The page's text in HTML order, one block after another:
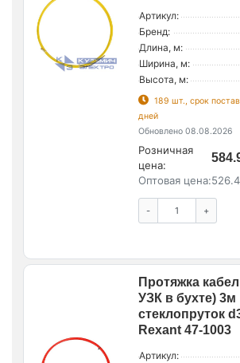
Артикул:
Бренд:
Длина, м:
Ширина, м:
Высота, м:
189 шт., срок
дней
Обновлено 08.08.2026
Розничная
цена:
Оптовая цена:
- +
Протяжка
УЗК в бухте) 3м
стеклопруток
Rexant 47-1003
Артикул: